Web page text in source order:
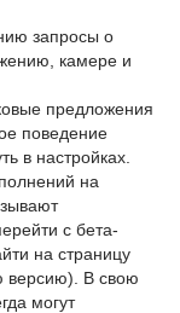
запросы о
камере и
предложения
поведение
в настройках.
на
с бета-
на страницу
версию). В свою
могут